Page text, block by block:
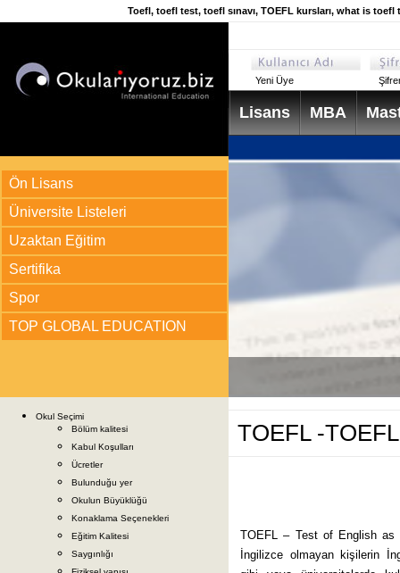
Toefl, toefl test, toefl sınavı, TOEFL kursları, what is
Ön Lisans
Üniversite Listeleri
Uzaktan Eğitim
Sertifika
Spor
TOP GLOBAL EDUCATION
Okul Seçimi
Bölüm kalitesi
Kabul Koşulları
Ücretler
Bulunduğu yer
Okulun Büyüklüğü
Konaklama Seçenekleri
Eğitim Kalitesi
Saygınlığı
Yeni Üye
Lisans MBA
TOEFL -
TOEFL – Test of English as
İngilizce olmayan kişilerin